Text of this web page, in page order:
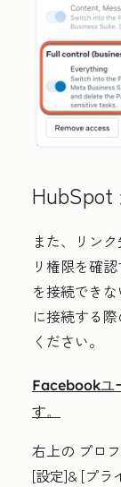
また、リン
リ権限を確
を接続できな
に接続する
ください。
Facebookユ
す。
右上の プロ
[設定]& [プラ